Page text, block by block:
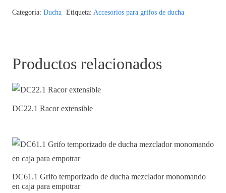
Categoría: Ducha Etiqueta: Accesorios para grifos de ducha
Productos relacionados
DC22.1 Racor extensible
DC61.1 Grifo temporizado de ducha mezclador monomando
en caja para empotrar